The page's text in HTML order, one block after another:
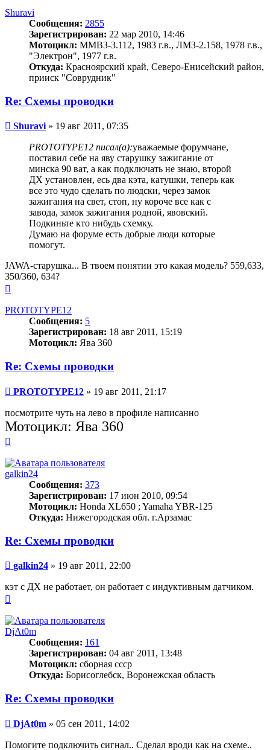
началу
Shuravi
Сообщения: 2855
Зарегистрирован: 22 мар 2010, 14:46
Мотоцикл: ММВЗ-3.112, 1983 г.в., ЛМЗ-2.158, 1978 г.в.,
"Электрон", 1977 г.в.
Откуда: Красноярский край, Северо-Енисейский район,
прииск "Соврудник"
Re: Схемы проводки
Сообщение
Shuravi » 19 авг 2011, 07:35
PROTOTYPE12 писал(а):уважаемые форумчане,
поставил себе на яву старушку зажигание от
минска 90 ват, а как подключать не знаю, второй
ДХ установлен, есь два кэта, катушки, теперь как
все это чудо сделать по людски, через замок
зажигания на свет, стоп, ну короче все как с
завода, замок зажигания родной, явовский.
Подкиньте кто нибудь схемку.
Думаю на форуме есть добрые люди которые
помогут.
JAWA-старушка... В твоем понятии это какая модель? 559,633,
350/360, 634?
началу
PROTOTYPE12
Сообщения: 5
Зарегистрирован: 18 авг 2011, 15:19
Мотоцикл: Ява 360
Re: Схемы проводки
Сообщение
PROTOTYPE12 » 19 авг 2011, 21:17
посмотрите чуть на лево в профиле написанно
Мотоцикл: Ява 360
началу
galkin24
Сообщения: 373
Зарегистрирован: 17 июн 2010, 09:54
Мотоцикл: Honda XL650 ; Yamaha YBR-125
Откуда: Нижегородская обл. г.Арзамас
Re: Схемы проводки
Сообщение
galkin24 » 19 авг 2011, 22:00
кэт с ДХ не работает, он работает с индуктивным датчиком.
началу
DjAt0m
Сообщения: 161
Зарегистрирован: 04 авг 2011, 13:48
Мотоцикл: сборная ссср
Откуда: Борисоглебск, Воронежская область
Re: Схемы проводки
Сообщение
DjAt0m » 05 сен 2011, 14:02
Помогите подключить сигнал.. Сделал вроди как на схеме..